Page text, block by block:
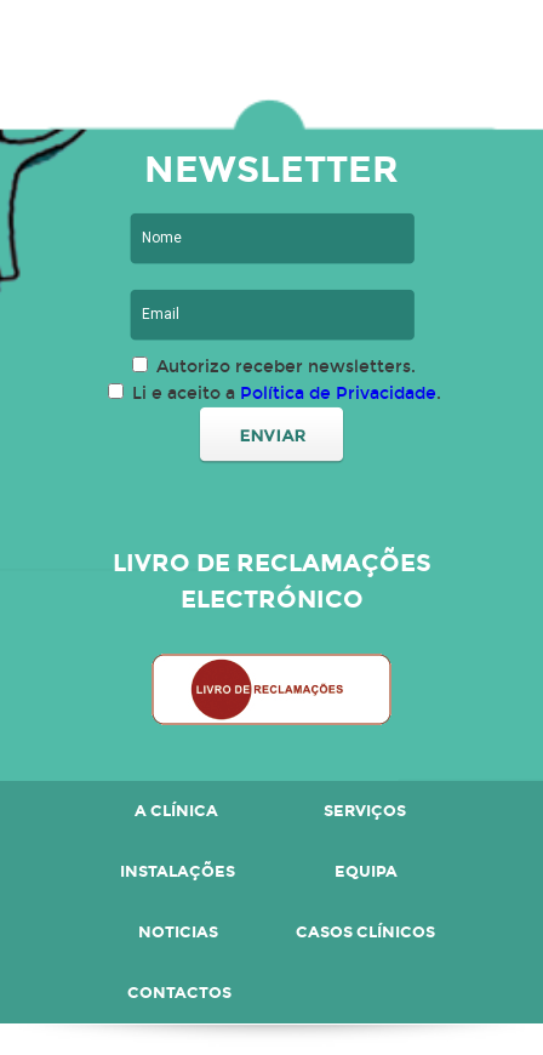
NEWSLETTER
Autorizo receber newsletters.
Li e aceito a Política de Privacidade.
LIVRO DE RECLAMAÇÕES
ELECTRÓNICO
A CLÍNICA SERVIÇOS
INSTALAÇÕES EQUIPA
NOTICIAS CASOS CLÍNICOS
CONTACTOS